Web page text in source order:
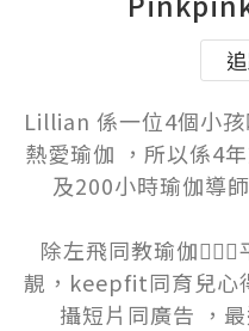
Lillian 係一位4個小孩
熱愛瑜伽 ，所以係4
及200小時瑜伽導
除左飛同教瑜伽
靚，keepfit同育兒心
攝短片同廣告 ，